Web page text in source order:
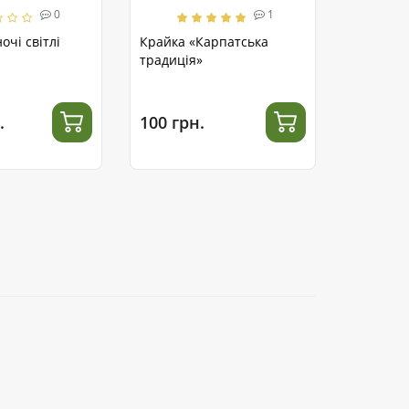
0
світлі
1
Крайка «Карпатська
традиція»
100 грн.